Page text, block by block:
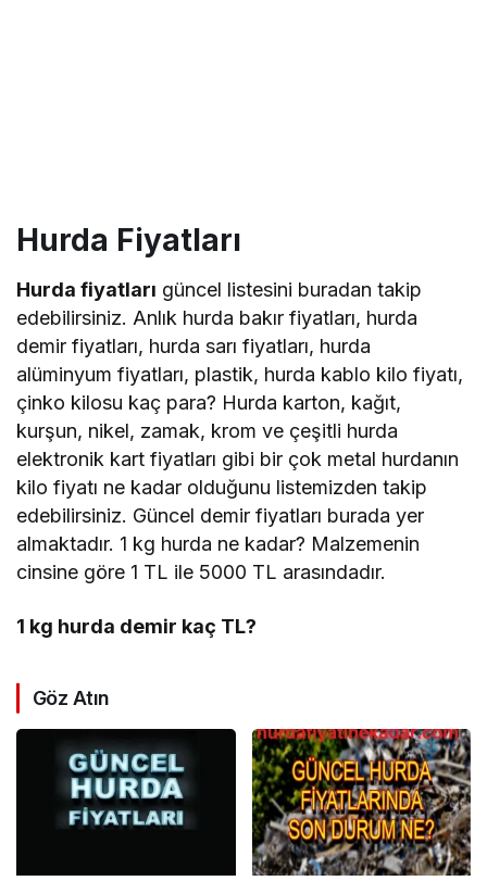
Hurda Fiyatları
Hurda fiyatları güncel listesini buradan takip
edebilirsiniz. Anlık hurda bakır fiyatları, hurda
demir fiyatları, hurda sarı fiyatları, hurda
alüminyum fiyatları, plastik, hurda kablo kilo fiyatı,
çinko kilosu kaç para? Hurda karton, kağıt,
kurşun, nikel, zamak, krom ve çeşitli hurda
elektronik kart fiyatları gibi bir çok metal hurdanın
kilo fiyatı ne kadar olduğunu listemizden takip
edebilirsiniz. Güncel demir fiyatları burada yer
almaktadır. 1 kg hurda ne kadar? Malzemenin
cinsine göre 1 TL ile 5000 TL arasındadır.
1 kg hurda demir kaç TL?
Göz Atın